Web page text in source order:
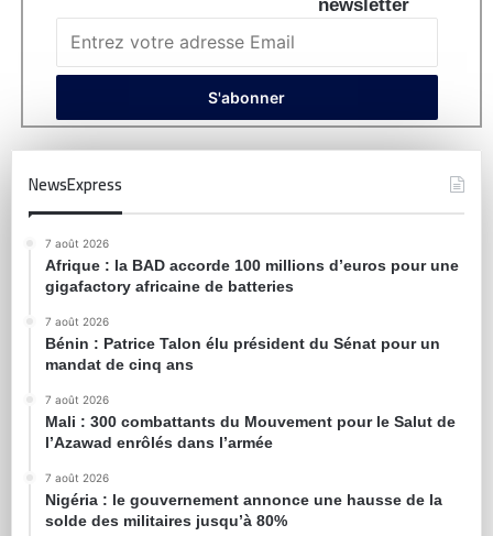
newsletter
NewsExpress
7 août 2026
Afrique : la BAD accorde 100 millions d’euros pour une
gigafactory africaine de batteries
7 août 2026
Bénin : Patrice Talon élu président du Sénat pour un
mandat de cinq ans
7 août 2026
Mali : 300 combattants du Mouvement pour le Salut de
l’Azawad enrôlés dans l’armée
7 août 2026
Nigéria : le gouvernement annonce une hausse de la
solde des militaires jusqu’à 80%